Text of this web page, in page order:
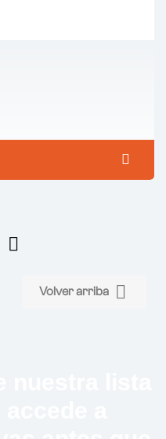

Volver arriba 